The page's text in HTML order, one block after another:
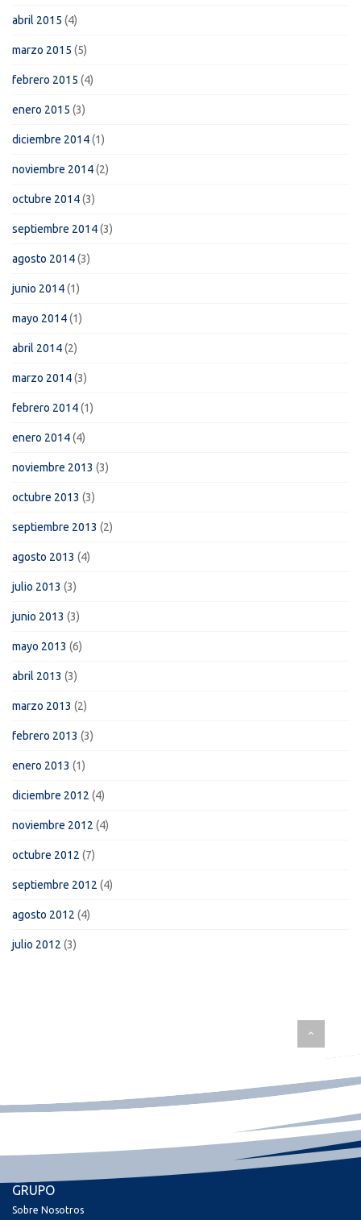
abril 2015 (4)
marzo 2015 (5)
febrero 2015 (4)
enero 2015 (3)
diciembre 2014(1)
noviembre 2014(2)
octubre 2014(3)
septiembre 2014(3)
agosto 2014(3)
junio 2014(1)
mayo 2014(1)
abril 2014(2)
marzo 2014(3)
febrero 2014(1)
enero 2014(4)
noviembre 2013 (3)
octubre 2013 (3)
septiembre 2013 (2)
agosto 2013 (4)
julio 2013 (3)
junio 2013 (3)
mayo 2013 (6)
abril 2013 (3)
marzo 2013 (2)
febrero 2013 (3)
enero 2013 (1)
diciembre 2012 (4)
noviembre 2012 (4)
octubre 2012 (7)
septiembre 2012 (4)
agosto 2012 (4)
julio 2012 (3)
GRUPO
Sobre Nosotros